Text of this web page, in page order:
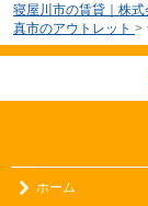
寝屋川市の賃貸｜株
真市のアウトレット >
ホーム